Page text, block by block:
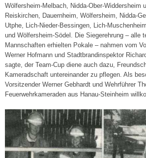
Wölfersheim-Melbach, Nidda-Ober-Widdersheim
Reiskirchen, Dauernheim, Wölfersheim, Nidda-
Utphe, Lich-Nieder-Bessingen, Lich-
und Wölfersheim-Södel. Die Siegerehrung – alle
Mannschaften erhielten Pokale – nahmen vom
Werner Hofmann und Stadtbrandinspektor
sagte, der Team-Cup diene auch dazu,
Kameradschaft untereinander zu pflegen. Als
Vorsitzender Werner Gebhardt und Wehrführer
Feuerwehr­kameraden aus Hanau-Steinheim